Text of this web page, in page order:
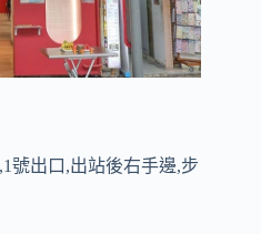
號出口,出站後右手邊,步